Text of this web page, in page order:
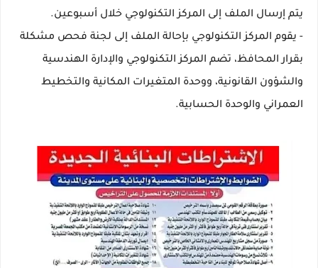
يتم إرسال الملف إلى المركز التكنولوجي خلال أسبوعين.
- يقوم المركز التكنولوجي بإحالة الملف إلى لجنة فحص مشكلة
بقرار المحافظ، تضم المركز التكنولوجي والإدارة الهندسية
والشؤون القانونية، ووحدة المتغيرات المكانية والتخطيط
العمراني والوحدة الحسابية.